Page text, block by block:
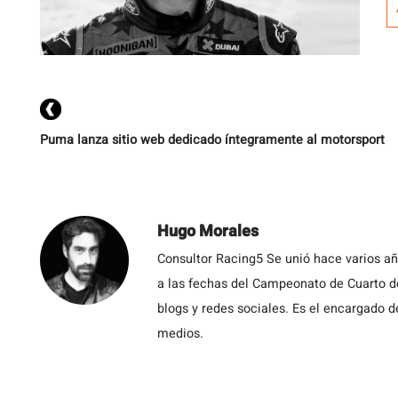
Puma lanza sitio web dedicado íntegramente al motorsport
Hugo Morales
Consultor Racing5 Se unió hace varios
a las fechas del Campeonato de Cuarto
blogs y redes sociales. Es el encargado
medios.